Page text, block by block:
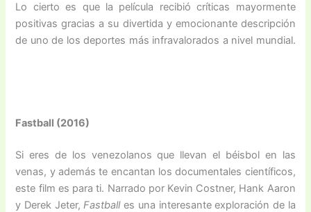
Lo cierto es que la película recibió críticas mayormente
positivas gracias a su divertida y emocionante descripción
de uno de los deportes más infravalorados a nivel mundial.
Fastball (2016)
Si eres de los venezolanos que llevan el béisbol en las
venas, y además te encantan los documentales científicos,
este film es para ti. Narrado por Kevin Costner, Hank Aaron
y Derek Jeter,Fastballes una interesante exploración de la